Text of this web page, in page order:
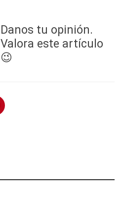
Danos tu opinión.
Valora este artículo
😉